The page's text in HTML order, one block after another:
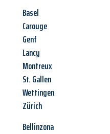
Basel
Carouge
Genf
Lancy
Montreux
St. Gallen
Wettingen
Zürich
Bellinzona